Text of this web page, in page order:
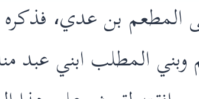
المطعم بن عدي، فذكره
المطلب ابني عبد